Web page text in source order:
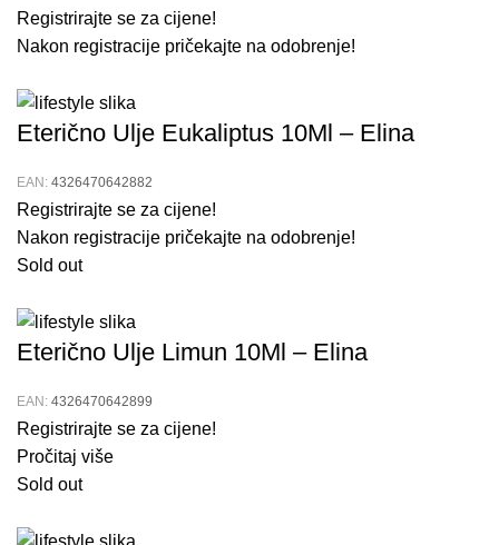
Registrirajte se za cijene!
Nakon registracije pričekajte na odobrenje!
Eterično Ulje Eukaliptus 10Ml – Elina
EAN: 4326470642882
Registrirajte se za cijene!
Nakon registracije pričekajte na odobrenje!
Sold out
Eterično Ulje Limun 10Ml – Elina
EAN: 4326470642899
Registrirajte se za cijene!
Pročitaj više
Sold out